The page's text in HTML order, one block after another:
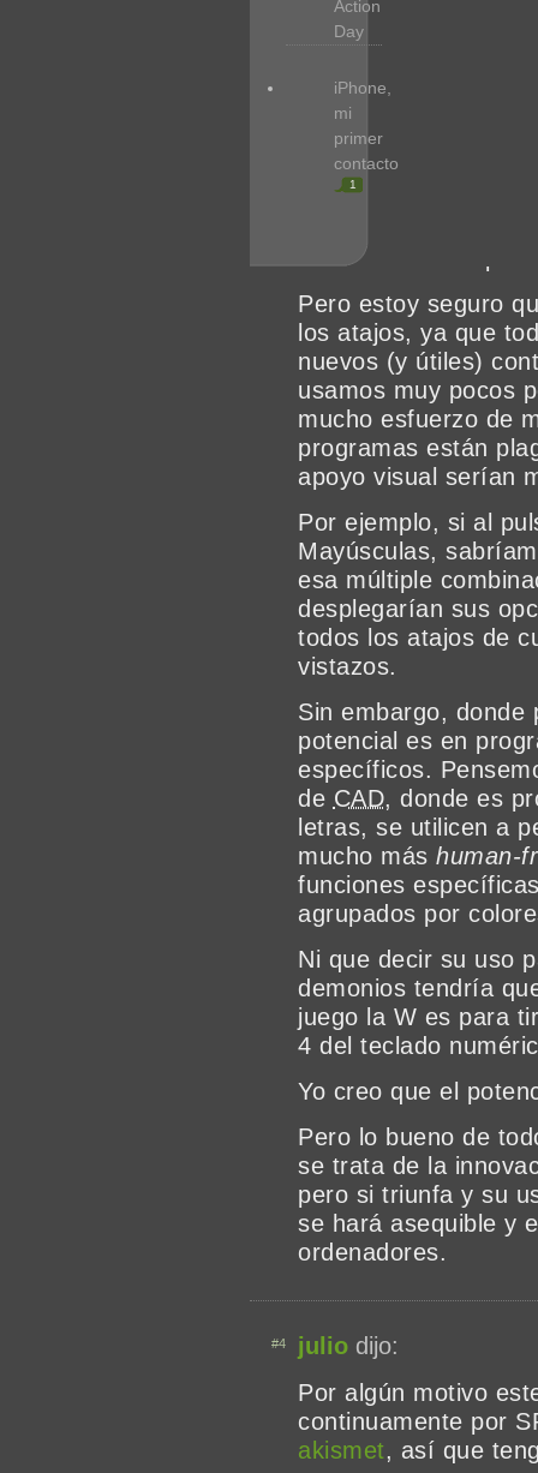
circunstalmente un
CTRL se daría
CTRL + B (por
extraña razón para
A lo que voy.
No creo que el
convenciones
Pero estoy seguro
los atajos, ya que
nuevos (y útiles)
usamos muy pocos
mucho esfuerzo de
programas están
apoyo visual serían
Por ejemplo, si al
Mayúsculas,
esa múltiple
desplegarían sus
todos los atajos de
vistazos.
Sin embargo, donde
potencial es en
específicos.
de CAD, donde es
letras, se utilicen a
mucho más human-
funciones
agrupados por
Ni que decir su uso
demonios tendría
juego la W es para
4 del teclado
Yo creo que el
Pero lo bueno de
se trata de la
pero si triunfa y su
se hará asequible y
ordenadores.
#4 julio dijo:
Por algún motivo
continuamente por
akismet, así que
Action
Day
iPhone,
mi
primer
contacto
1